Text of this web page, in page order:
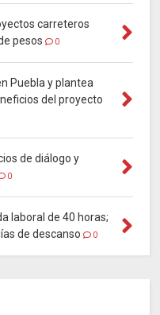
carreteros
pesos
0
Puebla y plantea
del proyecto
de diálogo y
0
laboral de 40 horas;
de descanso
0